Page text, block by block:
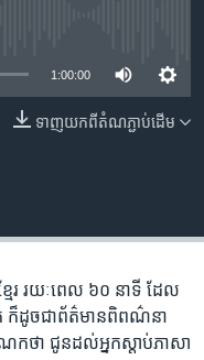
1:00:00
ទាញ​យក​ពី​តំណភ្ជាប់​ដើម
ខ្មែរ​ រយៈ​ពេល​ ៦០​ នាទី ដែល​
ក៏ដូច​ជា​ព័ត៌មាន​ពិពណ៌នា
ណកថា​ ជូន​ដល់​អ្នក​ស្តាប់​ភាសា​